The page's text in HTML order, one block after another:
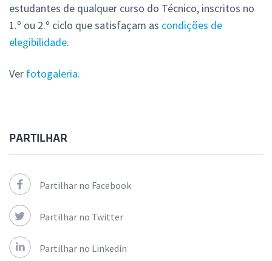
estudantes de qualquer curso do Técnico, inscritos no
1.º ou 2.º ciclo que satisfaçam as condições de
elegibilidade.
Ver fotogaleria.
PARTILHAR
Partilhar no Facebook
Partilhar no Twitter
Partilhar no Linkedin